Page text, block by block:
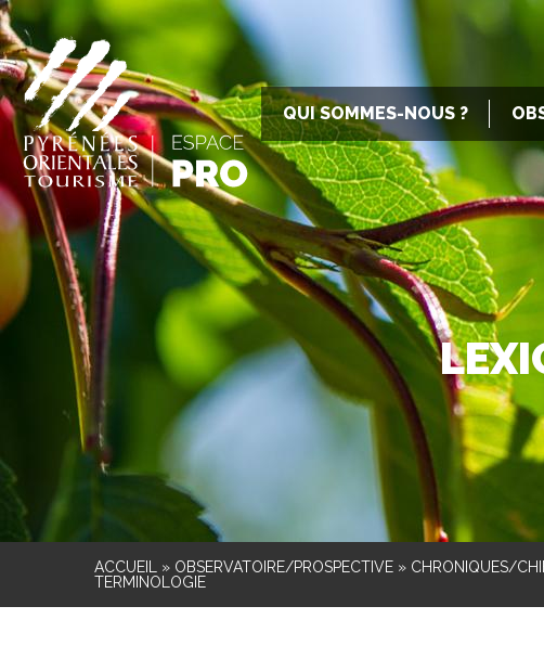
QUI SOMMES-NOUS ?
ACCUEIL » OBSERVATOIRE/PROSPECTIVE » CHRONIQUES/
TERMINOLOGIE